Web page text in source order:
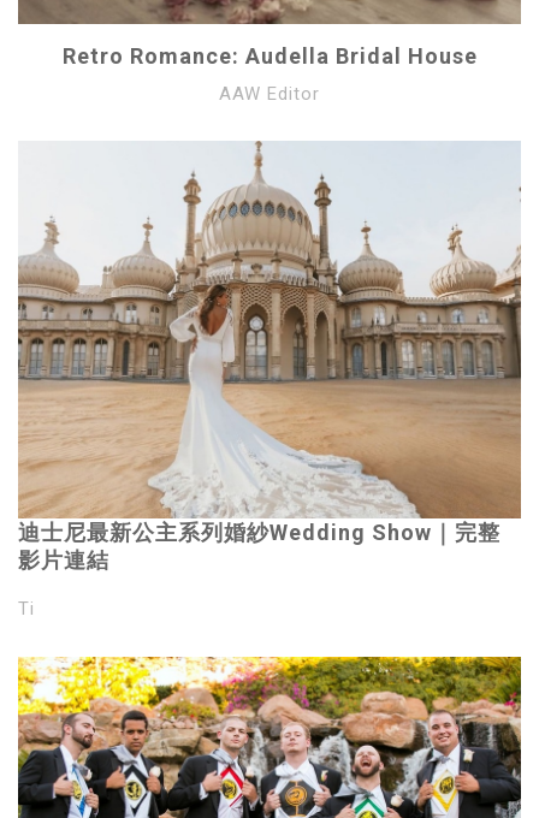
Retro Romance: Audella Bridal House
AAW Editor
迪士尼最新公主系列婚紗Wedding Show｜完整
影片連結
Ti